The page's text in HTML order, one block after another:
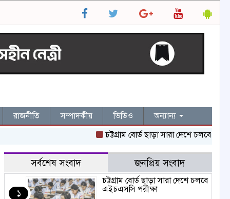
রাজনীতি সম্পাদকীয় ভিডিও
অন্যান্য
চট্টগ্রাম বোর্ড ছাড়া সারা দেশে চলবে এইচএসসি
সর্বশেষ সংবাদ জনপ্রিয় সংবাদ
১
চট্টগ্রাম বোর্ড ছাড়া সারা দেশে চলবে
এইচএসসি পরীক্ষা